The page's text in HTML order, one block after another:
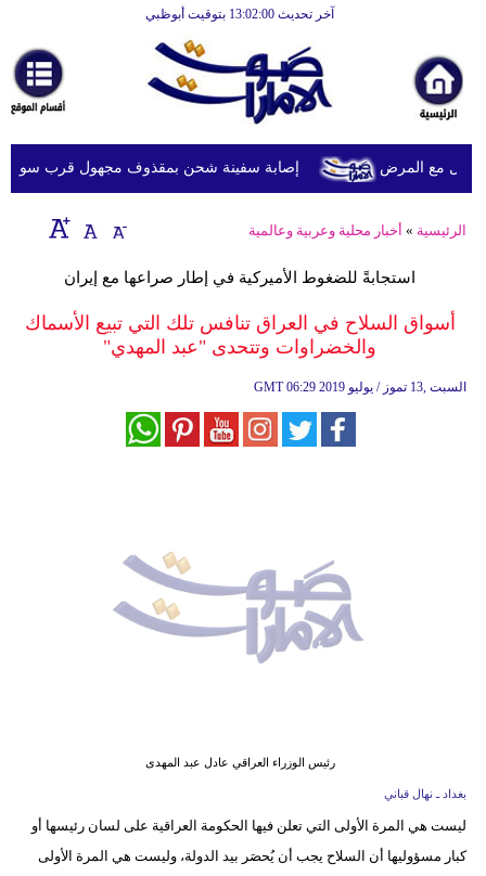
آخر تحديث 13:02:00 بتوقيت أبوظبي
أخبارعاجلة
رياضة
ثقافة
إقتصاد
وموسيقى
إسلامية
علوم
إصابة سفينة شحن بمقذوف مجهول قرب سواحل مع المرض
الرئيسية » أخبار محلية وعربية وعالمية
استجابةً للضغوط الأميركية في إطار صراعها مع إيران
أسواق السلاح في العراق تنافس تلك التي تبيع الأسماك
والخضراوات وتتحدى "عبد المهدي"
GMT 06:29 2019 السبت ,13 تموز / يوليو
رئيس الوزراء العراقي عادل عبد المهدى
بغداد ـ نهال قباني
ليست هي المرة الأولى التي تعلن فيها الحكومة العراقية على لسان رئيسها أو
كبار مسؤوليها أن السلاح يجب أن يُحصَر بيد الدولة، وليست هي المرة الأولى